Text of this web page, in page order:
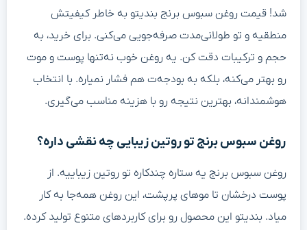
شد! قیمت روغن سبوس برنج بندیتو به خاطر کیفیتش
منطقیه و تو طولانی‌مدت صرفه‌جویی می‌کنی. برای خرید، به
حجم و ترکیبات دقت کن. یه روغن خوب نه‌تنها پوست و موت
رو بهتر می‌کنه، بلکه به بودجه‌ت هم فشار نمیاره. با انتخاب
هوشمندانه، بهترین نتیجه رو با هزینه مناسب می‌گیری.
روغن سبوس برنج تو روتین زیبایی چه نقشی داره؟
روغن سبوس برنج یه ستاره چندکاره تو روتین زیباییه. از
پوست درخشان تا موهای پرپشت، این روغن همه‌جا به کار
میاد. بندیتو این محصول رو برای کاربردهای متنوع تولید کرده.